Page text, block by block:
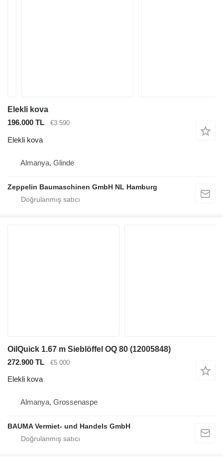
Elekli kova
196.000 TL
€3.590
Elekli kova
Almanya, Glinde
Zeppelin Baumaschinen GmbH NL Hamburg
OilQuick 1.67 m Sieblöffel OQ 80 (12005848)
272.900 TL
€5.000
Elekli kova
Almanya, Grossenaspe
BAUMA Vermiet- und Handels GmbH